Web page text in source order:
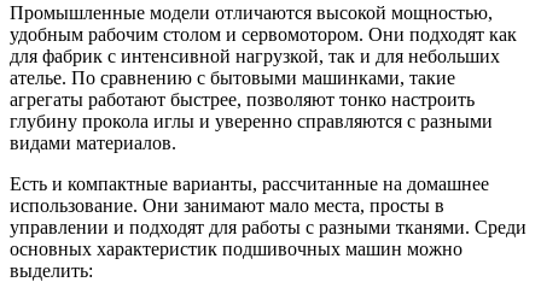
Промышленные модели отличаются высокой мощностью,
удобным рабочим столом и сервомотором. Они подходят как
для фабрик с интенсивной нагрузкой, так и для небольших
ателье. По сравнению с бытовыми машинками, такие
агрегаты работают быстрее, позволяют тонко настроить
глубину прокола иглы и уверенно справляются с разными
видами материалов.
Есть и компактные варианты, рассчитанные на домашнее
использование. Они занимают мало места, просты в
управлении и подходят для работы с разными тканями. Среди
основных характеристик подшивочных машин можно
выделить: